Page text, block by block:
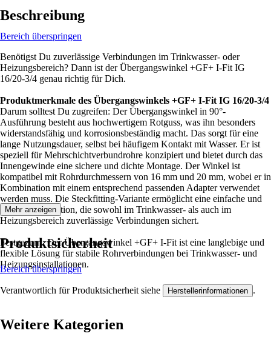
Beschreibung
Bereich überspringen
Benötigst Du zuverlässige Verbindungen im Trinkwasser- oder
Heizungsbereich? Dann ist der Übergangswinkel +GF+ I-Fit IG
16/20-3/4 genau richtig für Dich.
Produktmerkmale des Übergangswinkels +GF+ I-Fit IG 16/20-3/4
Darum solltest Du zugreifen: Der Übergangswinkel in 90°-
Ausführung besteht aus hochwertigem Rotguss, was ihn besonders
widerstandsfähig und korrosionsbeständig macht. Das sorgt für eine
lange Nutzungsdauer, selbst bei häufigem Kontakt mit Wasser. Er ist
speziell für Mehrschichtverbundrohre konzipiert und bietet durch das
Innengewinde eine sichere und dichte Montage. Der Winkel ist
kompatibel mit Rohrdurchmessern von 16 mm und 20 mm, wobei er in
Kombination mit einem entsprechend passenden Adapter verwendet
werden muss. Die Steckfitting-Variante ermöglicht eine einfache und
schnelle Installation, die sowohl im Trinkwasser- als auch im
Heizungsbereich zuverlässige Verbindungen sichert.
Festgezurrt: Der Übergangswinkel +GF+ I-Fit ist eine langlebige und
flexible Lösung für stabile Rohrverbindungen bei Trinkwasser- und
Heizungsinstallationen.
Mehr anzeigen
Produktsicherheit
Bereich überspringen
Verantwortlich für Produktsicherheit siehe Herstellerinformationen .
Weitere Kategorien